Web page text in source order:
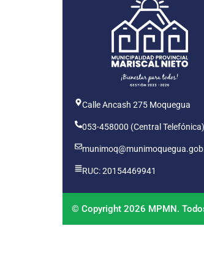
Calle Ancash 275 Moquegua
053-458000 (Central Telefónica)
RUC: 20154469941
© Copyright 2026 MPMN.